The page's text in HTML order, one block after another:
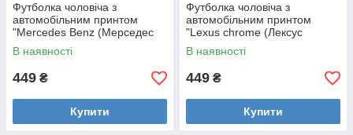
Футболка чоловіча з
автомобільним принтом
"Mercedes Benz (Мерседес
Бенц)" (24012152)
В наявності
449 ₴
Купити
Футболка чоловіча з
автомобільним принтом
"Lexus chrome (Лексус
хромований)" (24012154)
В наявності
449 ₴
Купити